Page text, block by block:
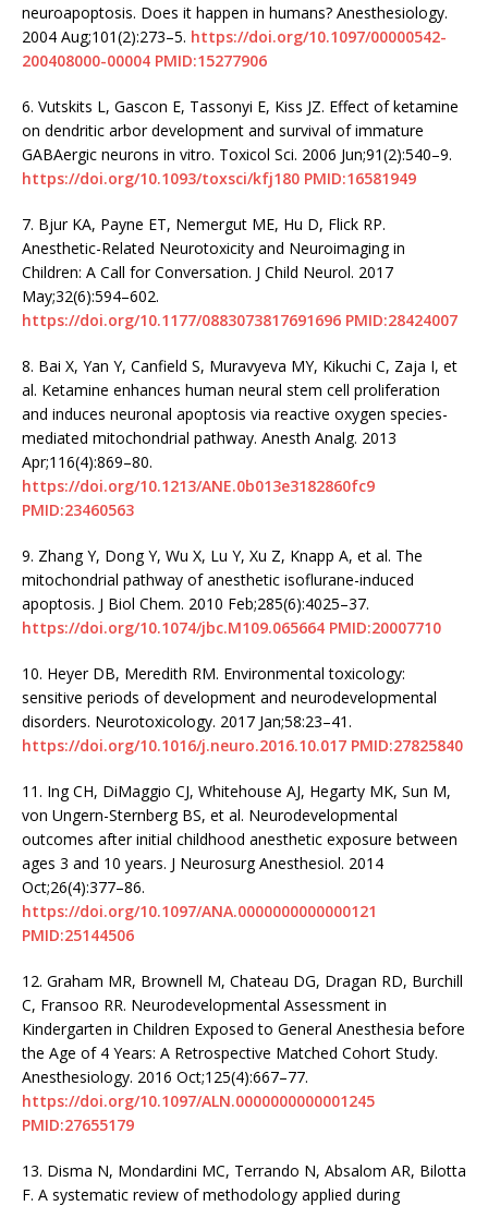
neuroapoptosis. Does it happen in humans? Anesthesiology.
2004 Aug;101(2):273–5. https://doi.org/10.1097/00000542-
200408000-00004 PMID:15277906
6. Vutskits L, Gascon E, Tassonyi E, Kiss JZ. Effect of ketamine
on dendritic arbor development and survival of immature
GABAergic neurons in vitro. Toxicol Sci. 2006 Jun;91(2):540–9.
https://doi.org/10.1093/toxsci/kfj180 PMID:16581949
7. Bjur KA, Payne ET, Nemergut ME, Hu D, Flick RP.
Anesthetic-Related Neurotoxicity and Neuroimaging in
Children: A Call for Conversation. J Child Neurol. 2017
May;32(6):594–602.
https://doi.org/10.1177/0883073817691696 PMID:28424007
8. Bai X, Yan Y, Canfield S, Muravyeva MY, Kikuchi C, Zaja I, et
al. Ketamine enhances human neural stem cell proliferation
and induces neuronal apoptosis via reactive oxygen species-
mediated mitochondrial pathway. Anesth Analg. 2013
Apr;116(4):869–80.
https://doi.org/10.1213/ANE.0b013e3182860fc9
PMID:23460563
9. Zhang Y, Dong Y, Wu X, Lu Y, Xu Z, Knapp A, et al. The
mitochondrial pathway of anesthetic isoflurane-induced
apoptosis. J Biol Chem. 2010 Feb;285(6):4025–37.
https://doi.org/10.1074/jbc.M109.065664 PMID:20007710
10. Heyer DB, Meredith RM. Environmental toxicology:
sensitive periods of development and neurodevelopmental
disorders. Neurotoxicology. 2017 Jan;58:23–41.
https://doi.org/10.1016/j.neuro.2016.10.017 PMID:27825840
11. Ing CH, DiMaggio CJ, Whitehouse AJ, Hegarty MK, Sun M,
von Ungern-Sternberg BS, et al. Neurodevelopmental
outcomes after initial childhood anesthetic exposure between
ages 3 and 10 years. J Neurosurg Anesthesiol. 2014
Oct;26(4):377–86.
https://doi.org/10.1097/ANA.0000000000000121
PMID:25144506
12. Graham MR, Brownell M, Chateau DG, Dragan RD, Burchill
C, Fransoo RR. Neurodevelopmental Assessment in
Kindergarten in Children Exposed to General Anesthesia before
the Age of 4 Years: A Retrospective Matched Cohort Study.
Anesthesiology. 2016 Oct;125(4):667–77.
https://doi.org/10.1097/ALN.0000000000001245
PMID:27655179
13. Disma N, Mondardini MC, Terrando N, Absalom AR, Bilotta
F. A systematic review of methodology applied during